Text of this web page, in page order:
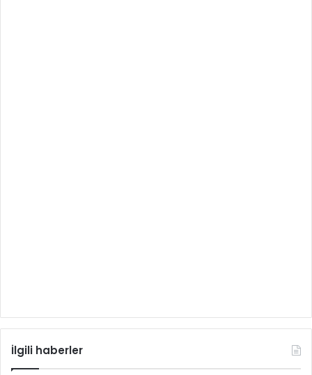
İlgili haberler